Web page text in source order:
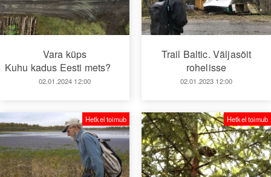
Vara küps
Kuhu kadus Eesti mets?
02.01.2024 12:00
Trail Baltic. Väljasõit
rohelisse
02.01.2023 12:00
Hetkel toimub Hetkel toimub